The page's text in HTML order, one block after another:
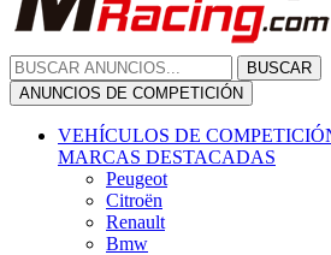
BUSCAR
ANUNCIOS DE COMPETICIÓN
VEHÍCULOS DE COMPETICIÓN
MARCAS DESTACADAS
Peugeot
Citroën
Renault
Bmw
Mitsubishi